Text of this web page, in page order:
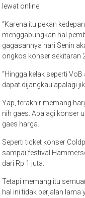
lewat online.
“Karena itu pekan
menggabungkan hal
gagasannya hari Senin
ongkos konser sekitaran
“Hingga kelak seperti
dapat dijangkau apalagi
Yap, terakhir memang
nih gaes. Apalagi konser
gaes harga.
Seperti ticket konser
sampai festival
dari Rp 1 juta.
Tetapi memang itu
hal ini tidak berjalan lama